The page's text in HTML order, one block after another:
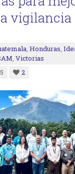
vigilancia
,Honduras,
,Victorias
2